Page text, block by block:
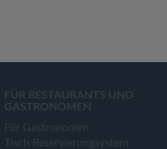
FÜR RESTAURANTS UND
GASTRONOMEN
Für Gastronomen
Tisch Reservierungsystem